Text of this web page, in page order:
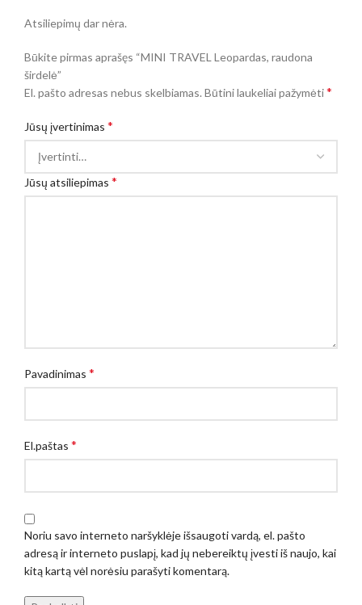
Atsiliepimų dar nėra.
Būkite pirmas aprašęs “MINI TRAVEL Leopardas, raudona
širdelė”
El. pašto adresas nebus skelbiamas.Būtini laukeliai pažymėti*
Jūsų įvertinimas *
Jūsų atsiliepimas *
Pavadinimas *
El.paštas *
Noriu savo interneto naršyklėje išsaugoti vardą, el. pašto
adresą ir interneto puslapį, kad jų nebereiktų įvesti iš naujo, kai
kitą kartą vėl norėsiu parašyti komentarą.